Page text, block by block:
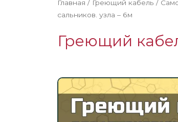
Главная / Греющий кабель /
сальников. узла – 6м
Греющий